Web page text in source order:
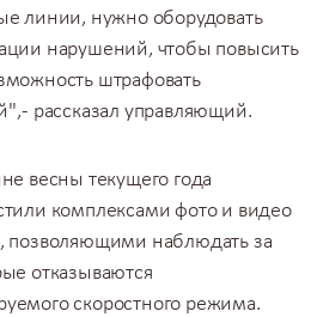
линии, нужно оборудовать
нарушений, чтобы повысить
штрафовать
- рассказал управляющий.
весны текущего года
комплексами фото и видео
позволяющими наблюдать за
отказываются
скоростного режима.